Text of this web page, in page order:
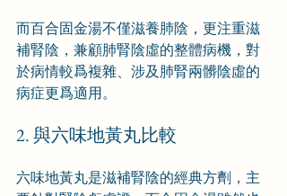
而百合固金湯不僅滋養肺陰，更注重滋
補腎陰，兼顧肺腎陰虛的整體病機，對
於病情較爲複雜、涉及肺腎兩髒陰虛的
病症更爲適用。
2. 與六味地黃丸比較
六味地黃丸是滋補腎陰的經典方劑，主